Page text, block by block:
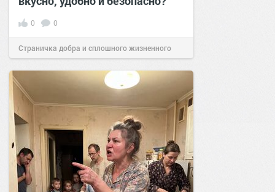
0 0
Страничка добра и сплошного жизненного
позитива!00:29Вчера